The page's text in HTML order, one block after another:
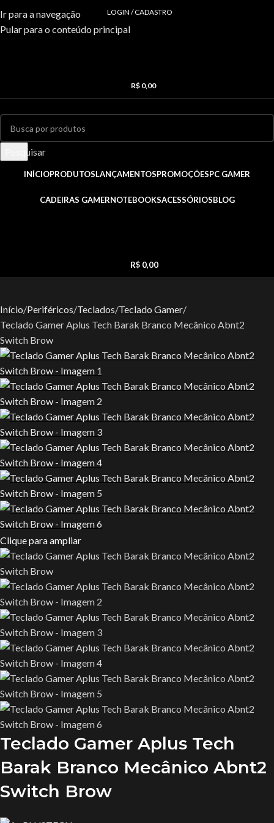
Ir para a navegação
Pular para o conteúdo principal
LOGIN / CADASTRO
R$ 0,00
Pesquisar
INÍCIOPRODUTOSLANÇAMENTOSPROMOÇÕESPC GAMER
CADEIRAS GAMERNOTEBOOKSACESSÓRIOSBLOG
R$0,00
Início Periféricos Teclados Teclado Gamer
Teclado Gamer Aplus Tech Barak Branco Mecânico Abnt2
Switch Brow
Clique para ampliar
Teclado Gamer Aplus Tech
Barak Branco Mecânico Abnt2
Switch Brow